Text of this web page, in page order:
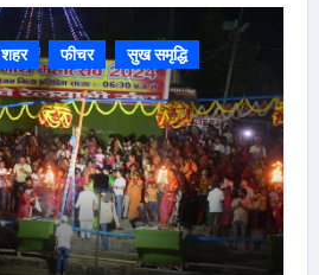
फीचर सुख समृद्धि